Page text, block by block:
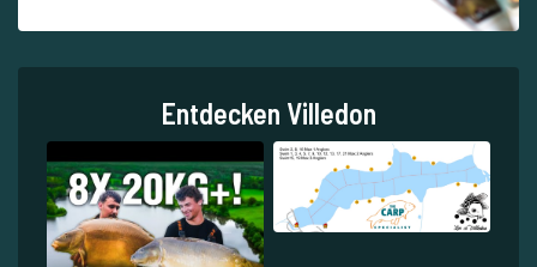
Entdecken Villedon